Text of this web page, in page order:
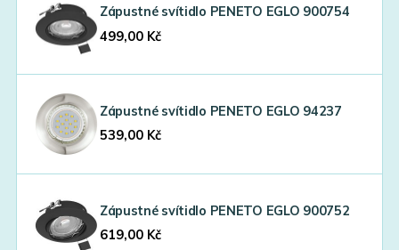
Zápustné svítidlo PENETO EGLO 900754
499,00 Kč
Zápustné svítidlo PENETO EGLO 94237
539,00 Kč
Zápustné svítidlo PENETO EGLO 900752
619,00 Kč